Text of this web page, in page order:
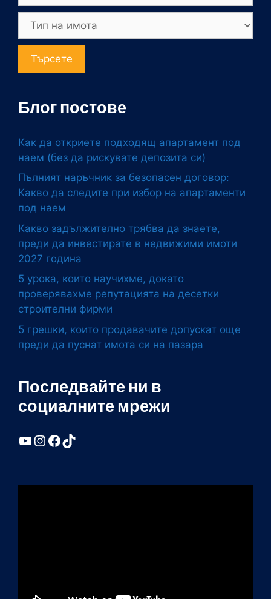
Търсете
Блог постове
Как да откриете подходящ апартамент под
наем (без да рискувате депозита си)
Пълният наръчник за безопасен договор:
Какво да следите при избор на апартаменти
под наем
Какво задължително трябва да знаете,
преди да инвестирате в недвижими имоти
2027 година
5 урока, които научихме, докато
проверявахме репутацията на десетки
строителни фирми
5 грешки, които продавачите допускат още
преди да пуснат имота си на пазара
Последвайте ни в
социалните мрежи
YouTube
Instagram
Facebook
TikTok